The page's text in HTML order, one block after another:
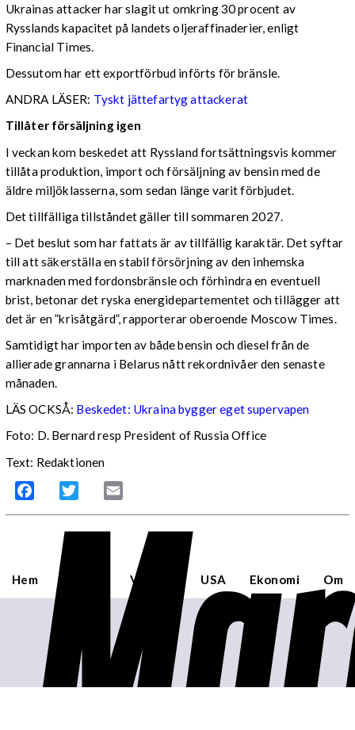
Ukrainas attacker har slagit ut omkring 30 procent av
Rysslands kapacitet på landets oljeraffinaderier, enligt
Financial Times.
Dessutom har ett exportförbud införts för bränsle.
ANDRA LÄSER: Tyskt jättefartyg attackerat
Tillåter försäljning igen
I veckan kom beskedet att Ryssland fortsättningsvis kommer
tillåta produktion, import och försäljning av bensin med de
äldre miljöklasserna, som sedan länge varit förbjudet.
Det tillfälliga tillståndet gäller till sommaren 2027.
– Det beslut som har fattats är av tillfällig karaktär. Det syftar
till att säkerställa en stabil försörjning av den inhemska
marknaden med fordonsbränsle och förhindra en eventuell
brist, betonar det ryska energidepartementet och tillägger att
det är en ”krisåtgärd”, rapporterar oberoende Moscow Times.
Samtidigt har importen av både bensin och diesel från de
allierade grannarna i Belarus nått rekordnivåer den senaste
månaden.
LÄS OCKSÅ: Beskedet: Ukraina bygger eget supervapen
Foto: D. Bernard resp President of Russia Office
Text: Redaktionen
Facebook Twitter
Hem Världen USA Ekonomi Om